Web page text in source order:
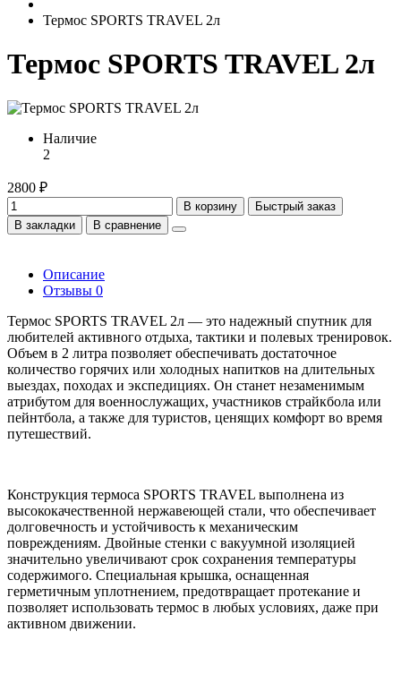
Термос SPORTS TRAVEL 2л
Термос SPORTS TRAVEL 2л
Наличие
2
2800 ₽
В корзину
Быстрый заказ
В закладки
В сравнение
Описание
Отзывы 0
Термос SPORTS TRAVEL 2л — это надежный спутник для
любителей активного отдыха, тактики и полевых тренировок.
Объем в 2 литра позволяет обеспечивать достаточное
количество горячих или холодных напитков на длительных
выездах, походах и экспедициях. Он станет незаменимым
атрибутом для военнослужащих, участников страйкбола или
пейнтбола, а также для туристов, ценящих комфорт во время
путешествий.
Конструкция термоса SPORTS TRAVEL выполнена из
высококачественной нержавеющей стали, что обеспечивает
долговечность и устойчивость к механическим
повреждениям. Двойные стенки с вакуумной изоляцией
значительно увеличивают срок сохранения температуры
содержимого. Специальная крышка, оснащенная
герметичным уплотнением, предотвращает протекание и
позволяет использовать термос в любых условиях, даже при
активном движении.